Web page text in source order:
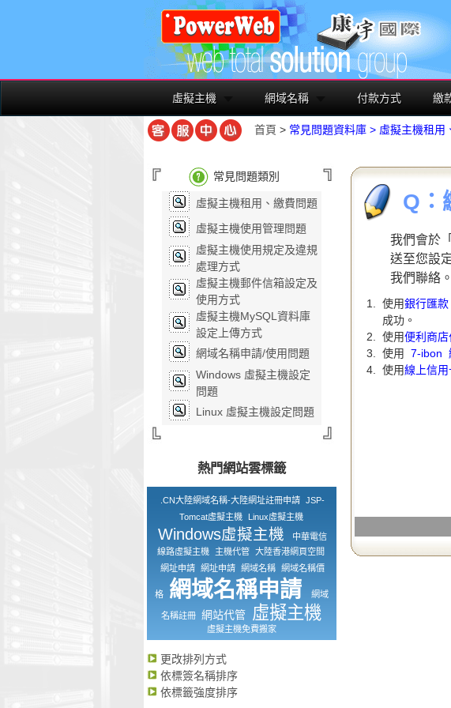
虛擬主機 網域名稱 付款方式 繳
首頁 > 常見問題資料庫 > 虛擬主機租用
常見問題類別
虛擬主機租用、繳費問題
虛擬主機使用管理問題
虛擬主機使用規定及違規
處理方式
虛擬主機郵件信箱設定及
使用方式
虛擬主機MySQL資料庫
設定上傳方式
網域名稱申請/使用問題
Windows 虛擬主機設定
問題
Linux 虛擬主機設定問題
熱門網站雲標籤
.CN大陸網域名稱-大陸網址註冊申請 JSP-
Tomcat虛擬主機
Linux虛擬主機
Windows虛擬主機
中華電信
線路虛擬主機
主機代管 大陸香港網頁空間
網址申請 網址申請 網域名稱 網域名稱價
格 網域名稱申請 網域
名稱註冊 網站代管 虛擬主機
虛擬主機免費搬家
更改排列方式
依標簽名稱排序
依標籤強度排序
Q：
我們會於「
送至您設
我們聯絡。
使用銀行匯款
成功。
使用便利商店
使用 7-ibon
使用線上信用